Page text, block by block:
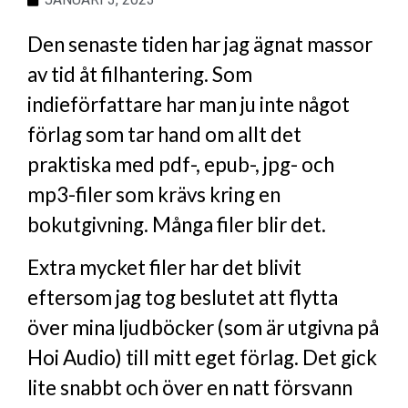
Den senaste tiden har jag ägnat massor
av tid åt filhantering. Som
indieförfattare har man ju inte något
förlag som tar hand om allt det
praktiska med pdf-, epub-, jpg- och
mp3-filer som krävs kring en
bokutgivning. Många filer blir det.
Extra mycket filer har det blivit
eftersom jag tog beslutet att flytta
över mina ljudböcker (som är utgivna på
Hoi Audio) till mitt eget förlag. Det gick
lite snabbt och över en natt försvann